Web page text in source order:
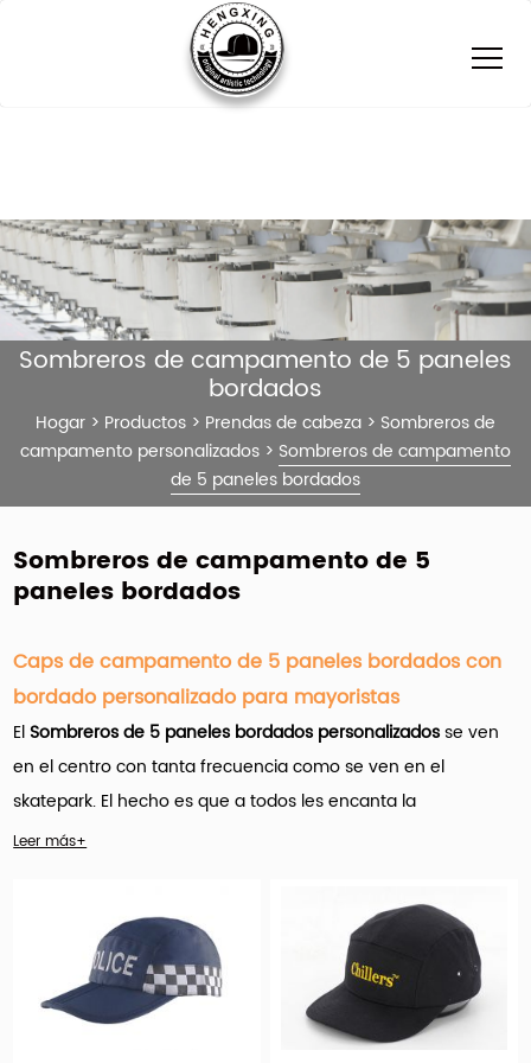
Sombreros de campamento de 5 paneles
bordados
Hogar > Productos > Prendas de cabeza > Sombreros de
campamento personalizados > Sombreros de campamento
de 5 paneles bordados
Sombreros de campamento de 5
paneles bordados
Caps de campamento de 5 paneles bordados con
bordado personalizado para mayoristas
ElSombreros de 5 paneles bordados personalizadosse ven
en el centro con tanta frecuencia como se ven en el
skatepark. El hecho es que a todos les encanta la
construcción tradicional de los sombreros y el logotipo de
Hengxing Caps Factory (hx-caps.com) oferta
productos personalizados de 5 paneles de paneles bordados
para mayoristas.Y es importante que el nombre del juego
Leer más+